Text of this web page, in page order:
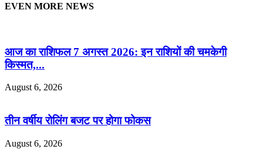
EVEN MORE NEWS
आज का राशिफल 7 अगस्त 2026: इन राशियों की चमकेगी
किस्मत,...
August 6, 2026
तीन वर्षीय रोलिंग बजट पर होगा फोकस
August 6, 2026